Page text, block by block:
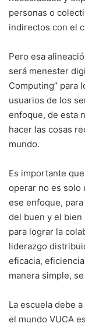
personas o
indirectos con el
Pero esa
será menester
Computing” para
usuarios de los
enfoque, de esta
hacer las cosas
mundo.
Es importante
operar no es solo
ese enfoque,
del buen y el bien
para lograr la
liderazgo
eficacia,
manera simple,
La escuela debe
el mundo VUCA